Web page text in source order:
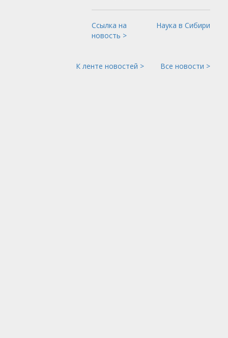
Ссылка на
новость >
Наука в Сибири
К ленте новостей > Все новости >